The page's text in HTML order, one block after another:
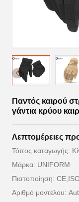
Παντός καιρού
γάντια κρύου
Λεπτομέρειες
Τόπος καταγωγής:
Μάρκα: UNIFORM
Πιστοποίηση: CE,ISO
Αριθμό μοντέλου: